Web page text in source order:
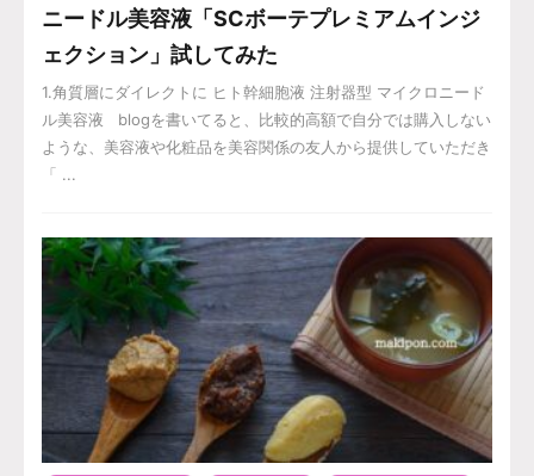
ニードル美容液「SCボーテプレミアムインジ
ェクション」試してみた
1.角質層にダイレクトに ヒト幹細胞液 注射器型 マイクロニード
ル美容液 blogを書いてると、比較的高額で自分では購入しない
ような、美容液や化粧品を美容関係の友人から提供していただき
「 ...